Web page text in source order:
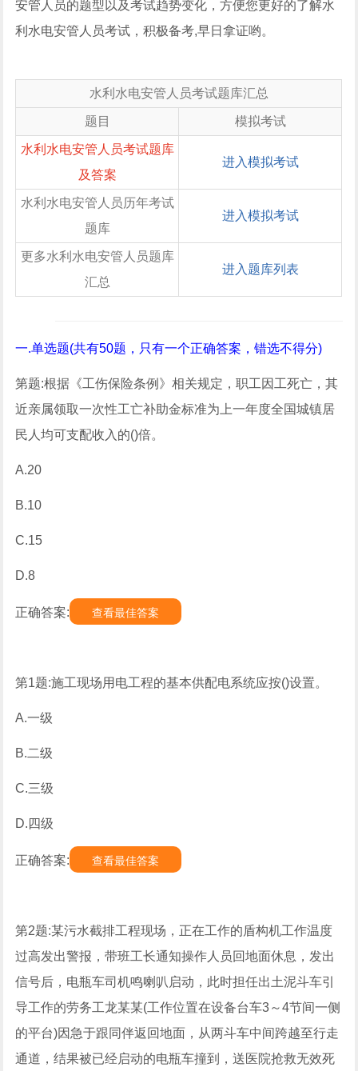
安管人员的题型以及考试趋势变化，方便您更好的了解水
利水电安管人员考试，积极备考,早日拿证哟。
水利水电安管人员考试题库汇总
题目 模拟考试
水利水电安管人员考试题库
及答案
进入模拟考试
水利水电安管人员历年考试
题库
进入模拟考试
更多水利水电安管人员题库
汇总
进入题库列表
一.单选题(共有50题，只有一个正确答案，错选不得分)
第题:根据《工伤保险条例》相关规定，职工因工死亡，其
近亲属领取一次性工亡补助金标准为上一年度全国城镇居
民人均可支配收入的()倍。
A.20
B.10
C.15
D.8
正确答案: 查看最佳答案
第1题:施工现场用电工程的基本供配电系统应按()设置。
A.一级
B.二级
C.三级
D.四级
正确答案: 查看最佳答案
第2题:某污水截排工程现场，正在工作的盾构机工作温度
过高发出警报，带班工长通知操作人员回地面休息，发出
信号后，电瓶车司机鸣喇叭启动，此时担任出土泥斗车引
导工作的劳务工龙某某(工作位置在设备台车3～4节间一侧
的平台)因急于跟同伴返回地面，从两斗车中间跨越至行走
通道，结果被已经启动的电瓶车撞到，送医院抢救无效死